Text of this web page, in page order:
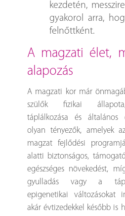
kezdetén,
gyakorol arra,
felnőttként.
a magzati élet, mint fejlődési
alapozás
A magzati kor már
szülők fizikai állapota,
táplálkozása és általános
olyan tényezők, amelyek
magzat fejlődési
alatti biztonságos,
egészséges növekedést,
gyulladás vagy a
epigenetikai változásokat
akár évtizedekkel később is